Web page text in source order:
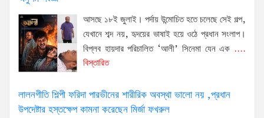
আসছে ১৮ই জুলাই। পর্দায় উন্মোচিত হতে চলেছে সেই গল্প,
যেখানে শব্দ নয়, হৃদয়ের ভাষাই হয়ে ওঠে প্রধান সংলাপ।
বিপ্লব হায়দার পরিচালিত ‘আলী’ সিনেমা যেন এক ....
বিস্তারিত
লালনগীতি শিল্পী ফরিদা পারভীনের শারীরিক অবস্থা ভালো নয় ,প্রধান
উপদেষ্টার হস্তক্ষেপ কামনা করেছেন মির্জা ফখরুল